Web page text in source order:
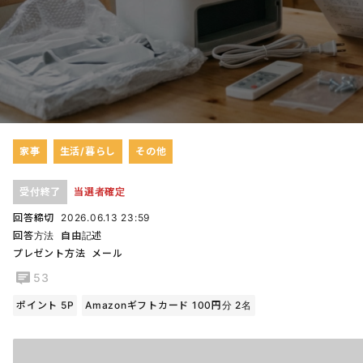
家事 生活/暮らし その他
受付終了 当選者確定
回答締切
2026.06.13 23:59
回答方法
自由記述
プレゼント方法
メール
53
ポイント 5P Amazonギフトカード 100円分 2名